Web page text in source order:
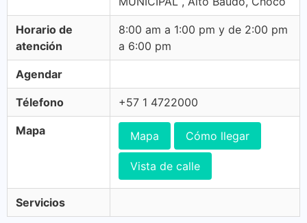
Horario de
atención
8:00 am a 1:00 pm y de 2:00 pm
a 6:00 pm
Agendar
Télefono +57 1 4722000
Mapa Mapa Cómo llegar
Vista de calle
Servicios